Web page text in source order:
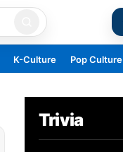
K-Culture Pop Culture
Trivia